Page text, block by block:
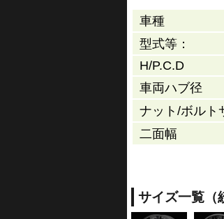
車種
型式等：
H/P.C.D
車両ハブ径
ナット/ボルト
二面幅
サイズ一覧（